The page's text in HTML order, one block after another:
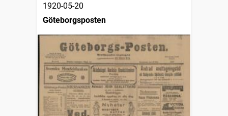
1920-05-20
Göteborgsposten